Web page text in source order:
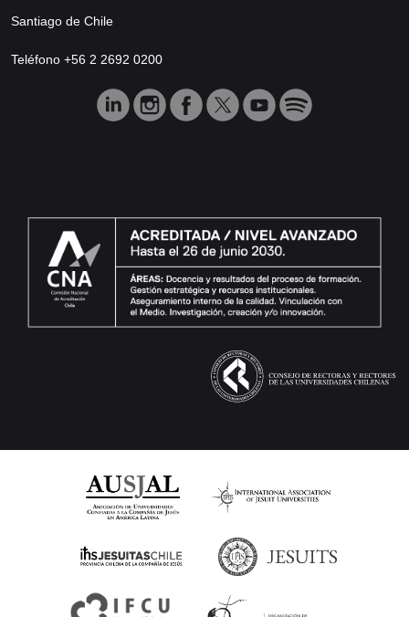
Santiago de Chile
Teléfono +56 2 2692 0200